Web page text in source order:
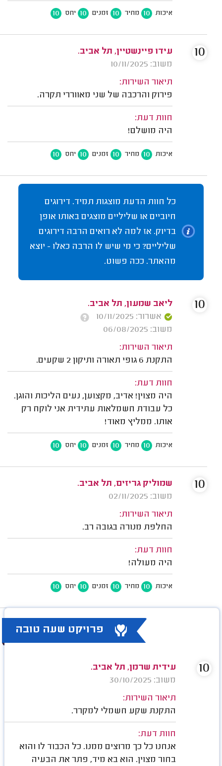
איכות 10 מחיר 10 זמנים 10 יחס 10
עידו פיינשטיין, תל אביב.
משוב: 10/11/2025
תיאור השירות:
פירוק והרכבה של שני מאווררי תקרה.
חוות דעת:
היה מושלם!
איכות 10 מחיר 10 זמנים 10 יחס 10
10
כל חוות הדעת מוצגות תמיד. דירוגים
חיוביים או שליליים מוצגים באותו אופן
בדיוק. אז למה לא רואים הרבה דירוגים
שליליים? כי מי שיש לו הרבה כאלו - יוצא
מהאתר. ככה פשוט.
ליאב שמעון, תל אביב.
אשרור: 10/11/2025
משוב: 06/08/2025
תיאור השירות:
התקנת 6 גופי תאורה ותיקון 2 שקעים.
חוות דעת:
היה מצוין! אדיב, מקצוען, נעים הליכות והוגן.
כל עבודת חשמלאות עתידית אני לוקח רק
אותו. ממליץ מאוד!
איכות 10 מחיר 10 זמנים 10 יחס 10
10
שמוליק גריזים, תל אביב.
משוב: 02/11/2025
תיאור השירות:
החלפת מנורה בגובה רב.
חוות דעת:
היה מעולה!
איכות 10 מחיר 10 זמנים 10 יחס 10
10
פרויקט שעה טובה
עידית שרמן, תל אביב.
משוב: 30/10/2025
תיאור השירות:
התקנת שקע חשמלי למקרר.
חוות דעת:
אנחנו כל כך מרוצים ממנו. כל הכבוד לו והוא
בחור מצוין. הוא בא מיד, פתר את הבעיה
10